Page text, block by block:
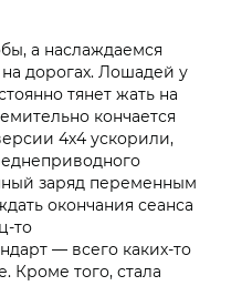
а наслаждаемся
на дорогах. Лошадей у
тянет жать на
кончается
4х4 ускорили,
заряд переменным
окончания сеанса
то
— всего каких-то
Кроме того, стала